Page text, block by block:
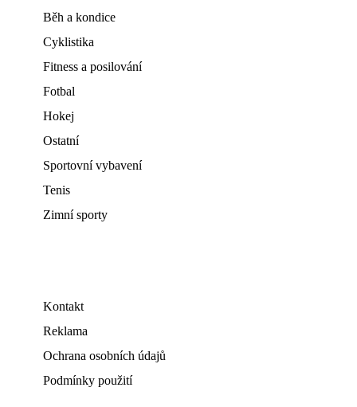
Běh a kondice
Cyklistika
Fitness a posilování
Fotbal
Hokej
Ostatní
Sportovní vybavení
Tenis
Zimní sporty
Kontakt
Reklama
Ochrana osobních údajů
Podmínky použití